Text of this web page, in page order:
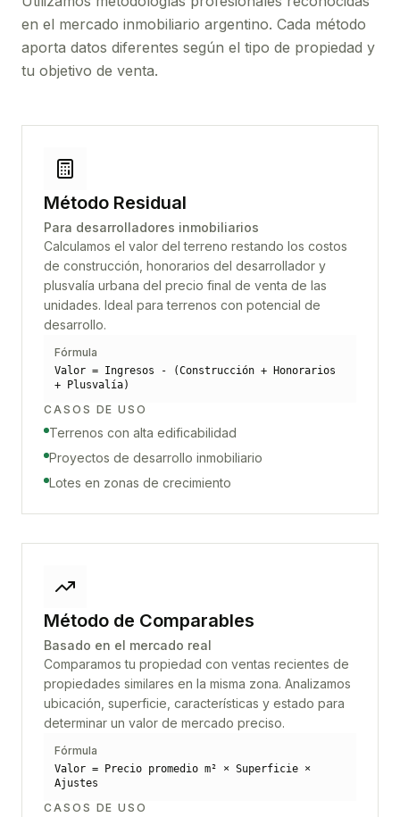
en el mercado inmobiliario argentino. Cada método
aporta datos diferentes según el tipo de propiedad y
tu objetivo de venta.
Método Residual
Para desarrolladores inmobiliarios
Calculamos el valor del terreno restando los costos
de construcción, honorarios del desarrollador y
plusvalía urbana del precio final de venta de las
unidades. Ideal para terrenos con potencial de
desarrollo.
Fórmula
Valor = Ingresos - (Construcción + Honorarios
+ Plusvalía)
CASOS DE USO
Terrenos con alta edificabilidad
Proyectos de desarrollo inmobiliario
Lotes en zonas de crecimiento
Método de Comparables
Basado en el mercado real
Comparamos tu propiedad con ventas recientes de
propiedades similares en la misma zona. Analizamos
ubicación, superficie, características y estado para
determinar un valor de mercado preciso.
Fórmula
Valor = Precio promedio m² × Superficie ×
Ajustes
CASOS DE USO